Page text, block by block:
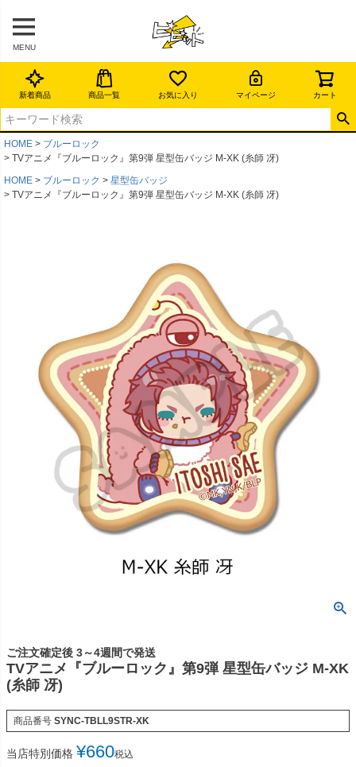
MENU
新着商品 商品一覧 お気に入り マイページ カート
HOME
ブルーロック
TVアニメ『ブルーロック』第9弾 星型缶バッジ M-XK (糸師 冴)
HOME
ブルーロック
星型缶バッジ
TVアニメ『ブルーロック』第9弾 星型缶バッジ M-XK (糸師 冴)
ご注文確定後 3～4週間で発送
TVアニメ『ブルーロック』第9弾 星型缶バッジ M-XK
(糸師 冴)
商品番号 SYNC-TBLL9STR-XK
当店特別価格 ¥660税込